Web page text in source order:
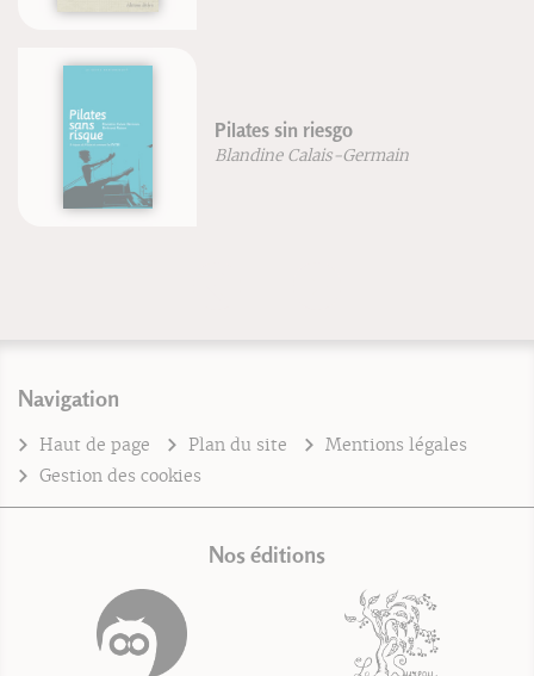
Pilates sin riesgo
Blandine Calais-Germain
Navigation
Haut de page Plan du site
Mentions légales
Gestion des cookies
Nos éditions